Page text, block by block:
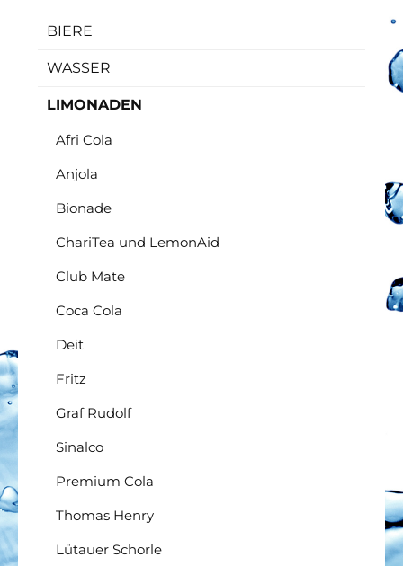
BIERE
WASSER
LIMONADEN
Afri Cola
Anjola
Bionade
ChariTea und LemonAid
Club Mate
Coca Cola
Deit
Fritz
Graf Rudolf
Sinalco
Premium Cola
Thomas Henry
Lütauer Schorle